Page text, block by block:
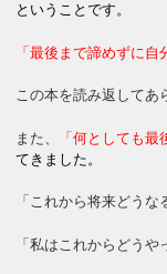
ということです。
「最後まで諦めずに
この本を読み返してあ
また、 「何としても最
てきました。
「これから将来どうな
「私はこれからどうや